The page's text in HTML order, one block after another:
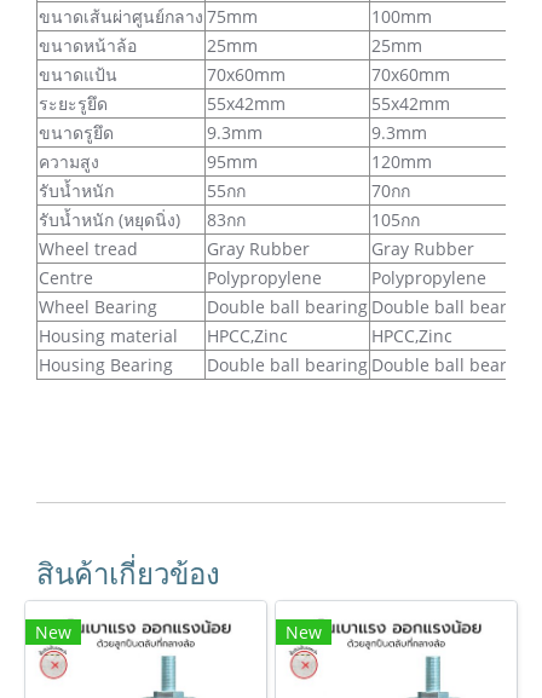
ขนาดเส้นผ่าศูนย์กลาง 75mm
100mm
ขนาดหน้าล้อ
25mm
25mm
ขนาดแป้น
70x60mm
70x60mm
ระยะรูยึด
55x42mm
55x42mm
ขนาดรูยึด
9.3mm
9.3mm
ความสูง
95mm
120mm
รับน้ำหนัก
55กก
70กก
รับน้ำหนัก (หยุดนิ่ง)
83กก
105กก
Wheel tread
Gray Rubber
Gray Rubber
Centre
Polypropylene
Polypropylene
Wheel Bearing
Double ball bearing Double ball bearing
Housing material
HPCC,Zinc
HPCC,Zinc
Housing Bearing
Double ball bearing Double ball bearing
สินค้าเกี่ยวข้อง
New New